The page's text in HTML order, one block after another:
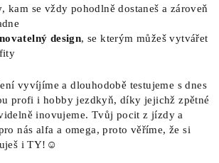
, kam se vždy pohodlně dostaneš a zároveň
design, se kterým můžeš vytvářet
vyvíjíme a dlouhodobě testujeme s dnes
profi i hobby jezdkyň, díky jejichž zpětné
inovujeme. Tvůj pocit z jízdy a
nás alfa a omega, proto věříme, že si
i TY!☺️